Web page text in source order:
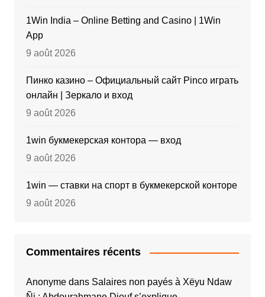
1Win India – Online Betting and Casino | 1Win
App
9 août 2026
Пинко казино – Официальный сайт Pinco играть
онлайн | Зеркало и вход
9 août 2026
1win букмекерская контора — вход
9 août 2026
1win — ставки на спорт в букмекерской конторе
9 août 2026
Commentaires récents
Anonymedans Salaires non payés à Xëyu Ndaw